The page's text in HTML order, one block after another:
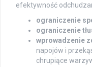
efektywność
ograniczenie
ograniczenie
wprowadzenie
napojów i
chrupiące